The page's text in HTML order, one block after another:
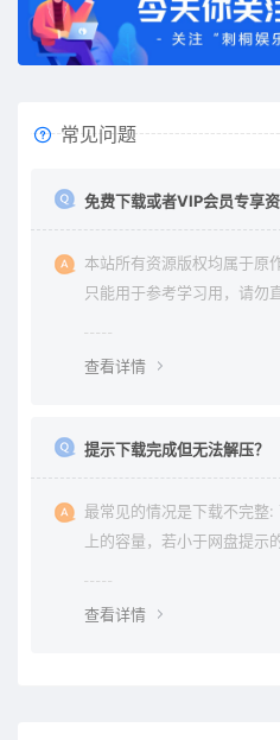
常见问题
免费下载或者VIP会员专享
本站所有资源版权均属于原
只能用于参考学习用，请勿
查看详情
提示下载完成但无法解压？
最常见的情况是下载不完整
上的容量，若小于网盘提示
查看详情